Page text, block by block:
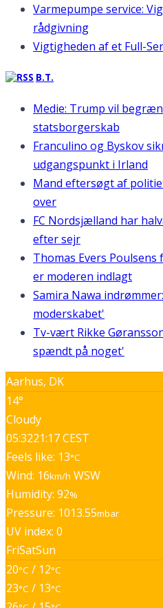
Varmepumpe service:
rådgivning
Vigtigheden af et Full-
B.T.
Medie: Trump vil
statsborgerskab
Franculino og Byskov
udgangspunkt i Irland
Mand eftersøgt af
over
FC Nordsjælland har
efter sejr
Thomas Evers Poulsens
er moderen indlagt
Samira Nawa
moderskabet'
Tv-vært Rikke
spændt på noget'
Aarhus, DK
14°
Cloudy
05:3221:17 CEST
Feels like: 13°C
Wind: 16km/h WSW
Humidity: 92%
Pressure: 1013.55mbar
UV index: 0
FriSatSun
20°C / 12°C
23°C / 13°C